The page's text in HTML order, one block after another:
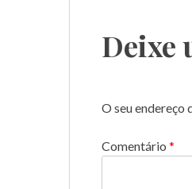
Deixe
O seu endereço
Comentário *